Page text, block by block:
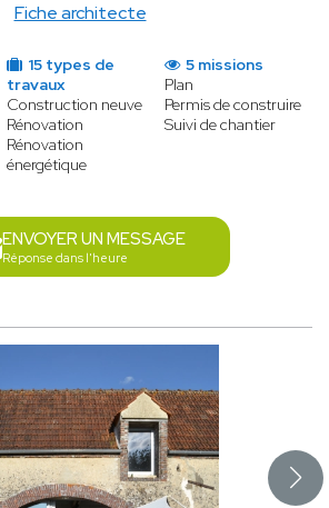
Fiche architecte
15 types de
travaux
Construction neuve
Rénovation
Rénovation
énergétique
5 missions
Plan
Permis de construire
Suivi de chantier
ENVOYER UN MESSAGE
Réponse dans l'heure